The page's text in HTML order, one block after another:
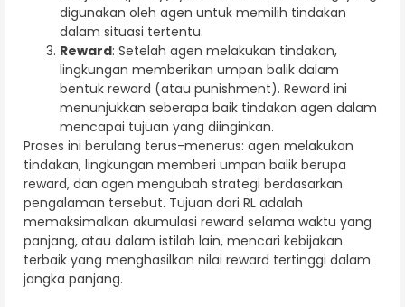
digunakan oleh agen untuk memilih tindakan
dalam situasi tertentu.
Reward: Setelah agen melakukan tindakan,
lingkungan memberikan umpan balik dalam
bentuk reward (atau punishment). Reward ini
menunjukkan seberapa baik tindakan agen dalam
mencapai tujuan yang diinginkan.
Proses ini berulang terus-menerus: agen melakukan
tindakan, lingkungan memberi umpan balik berupa
reward, dan agen mengubah strategi berdasarkan
pengalaman tersebut. Tujuan dari RL adalah
memaksimalkan akumulasi reward selama waktu yang
panjang, atau dalam istilah lain, mencari kebijakan
terbaik yang menghasilkan nilai reward tertinggi dalam
jangka panjang.